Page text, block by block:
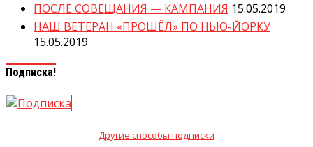
ПОСЛЕ СОВЕЩАНИЯ — КАМПАНИЯ 15.05.2019
НАШ ВЕТЕРАН «ПРОШЁЛ» ПО НЬЮ-ЙОРКУ
15.05.2019
Подписка!
Другие способы подписки